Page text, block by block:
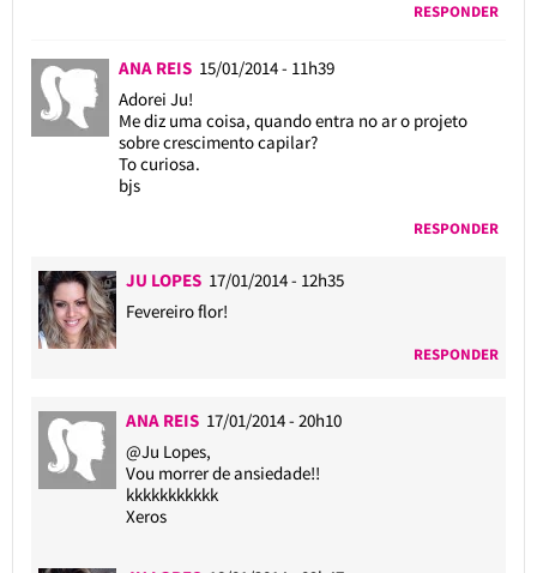
RESPONDER
ANA REIS 15/01/2014 - 11h39
Adorei Ju!
Me diz uma coisa, quando entra no ar o projeto
sobre crescimento capilar?
To curiosa.
bjs
RESPONDER
JU LOPES 17/01/2014 - 12h35
Fevereiro flor!
RESPONDER
ANA REIS 17/01/2014 - 20h10
@Ju Lopes,
Vou morrer de ansiedade!!
kkkkkkkkkkk
Xeros